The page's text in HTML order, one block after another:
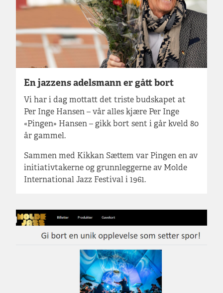
En jazzens adelsmann er gått bort
Vi har i dag mottatt det triste budskapet at
Per Inge Hansen – vår alles kjære Per Inge
«Pingen» Hansen – gikk bort sent i går kveld 80
år gammel.
Sammen med Kikkan Sættem var Pingen en av
initiativtakerne og grunnleggerne av Molde
International Jazz Festival i 1961.